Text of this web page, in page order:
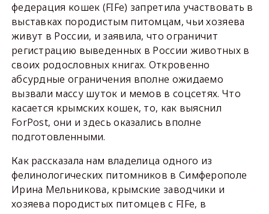
федерация кошек (FIFe) запретила участвовать в
выставках породистым питомцам, чьи хозяева
живут в России, и заявила, что ограничит
регистрацию выведенных в России животных в
своих родословных книгах. Откровенно
абсурдные ограничения вполне ожидаемо
вызвали массу шуток и мемов в соцсетях. Что
касается крымских кошек, то, как выяснил
ForPost, они и здесь оказались вполне
подготовленными.
Как рассказала нам владелица одного из
фелинологических питомников в Симферополе
Ирина Мельникова, крымские заводчики и
хозяева породистых питомцев с FIFe, в